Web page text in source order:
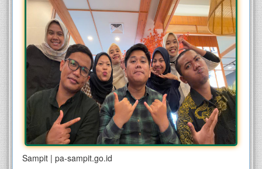
Sampit | pa-sampit.go.id